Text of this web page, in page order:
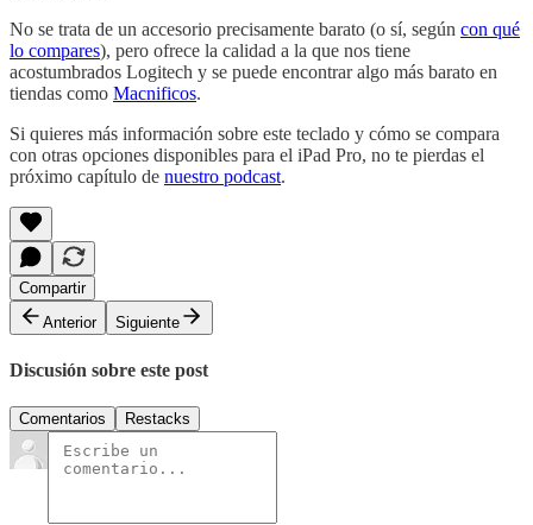
No se trata de un accesorio precisamente barato (o sí, según con qué
lo compares), pero ofrece la calidad a la que nos tiene
acostumbrados Logitech y se puede encontrar algo más barato en
tiendas como Macnificos.
Si quieres más información sobre este teclado y cómo se compara
con otras opciones disponibles para el iPad Pro, no te pierdas el
próximo capítulo de nuestro podcast.
Compartir
Anterior
Siguiente
Discusión sobre este post
Comentarios Restacks